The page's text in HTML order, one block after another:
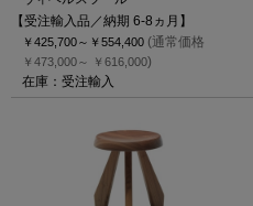
【受注輸入品／納期 6-8ヵ月】
￥425,700～ ￥554,400 (通常価格
￥473,000～ ￥616,000)
在庫：受注輸入